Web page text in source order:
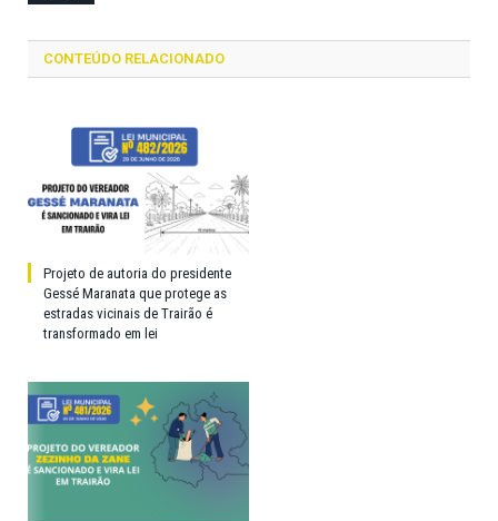
CONTEÚDO RELACIONADO
Projeto de autoria do presidente
Gessé Maranata que protege as
estradas vicinais de Trairão é
transformado em lei